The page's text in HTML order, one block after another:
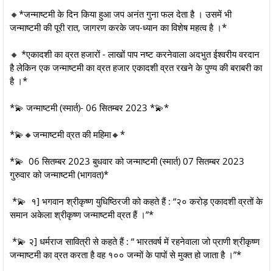
🔸*जन्माष्टमी के दिन किया हुआ जप अनंत गुना फल देता है । उसमें भी
जन्माष्टमी की पूरी रात, जागरण करके जप-ध्यान का विशेष महत्व है ।*
🔸 *एकादशी का व्रत हजारों - लाखों पाप नष्ट करनेवाला अदभुत ईश्वरीय वरदान
है लेकिन एक जन्माष्टमी का व्रत हजार एकादशी व्रत रखने के पुण्य की बराबरी का
है ।*
*💫 जन्माष्टमी (स्मार्त)- 06 सितम्बर 2023 *💫*
*💫🔸जन्माष्टमी व्रत की महिमा🔸*
*💫 06 सितम्बर 2023 बुधवार को जन्माष्टमी (स्मार्त) 07 सितम्बर 2023
गुरुवार को जन्माष्टमी (भागवत)*
*💫 १] भगवान श्रीकृष्ण युधिष्ठिरजी को कहते हैं : “२० करोड़ एकादशी व्रतों के
समान अकेला श्रीकृष्ण जन्माष्टमी व्रत हैं ।”*
*💫 २] धर्मराज सावित्री से कहते हैं : “ भारतवर्ष में रहनेवाला जो प्राणी श्रीकृष्ण
जन्माष्टमी का व्रत करता है वह १०० जन्मों के पापों से मुक्त हो जाता है ।”*